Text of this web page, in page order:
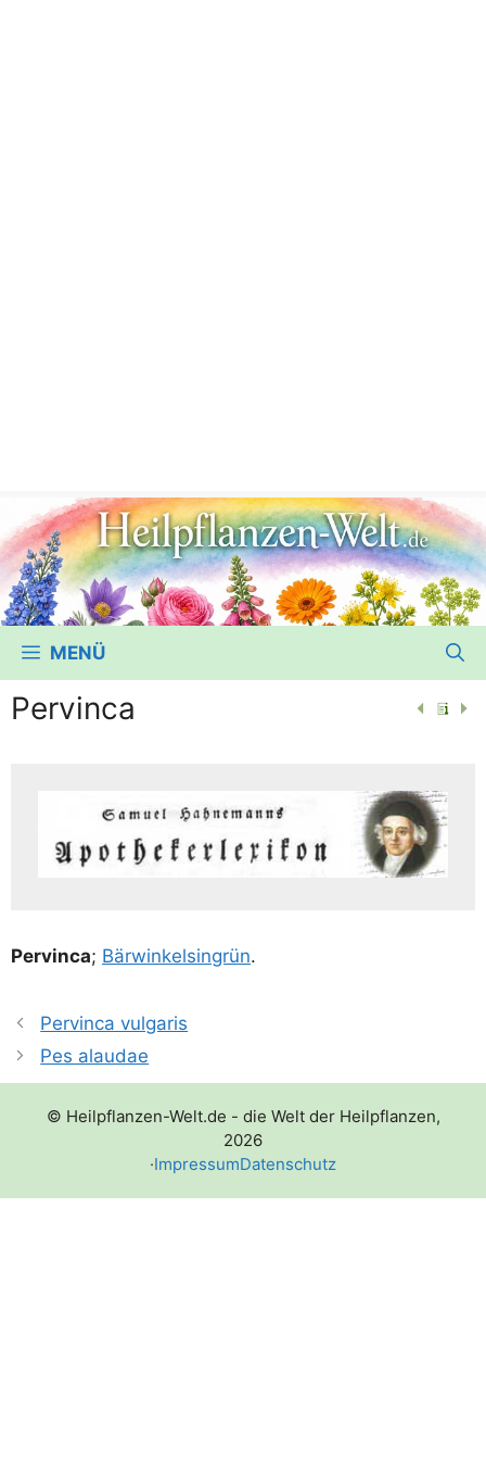
MENÜ
Pervinca
Per­vin­ca; Bär­win­kel­sing­rün.
Pervinca vulgaris
Pes alaudae
© Heilpflanzen-Welt.de - die Welt der Heilpflanzen,
2026
·ImpressumDatenschutz